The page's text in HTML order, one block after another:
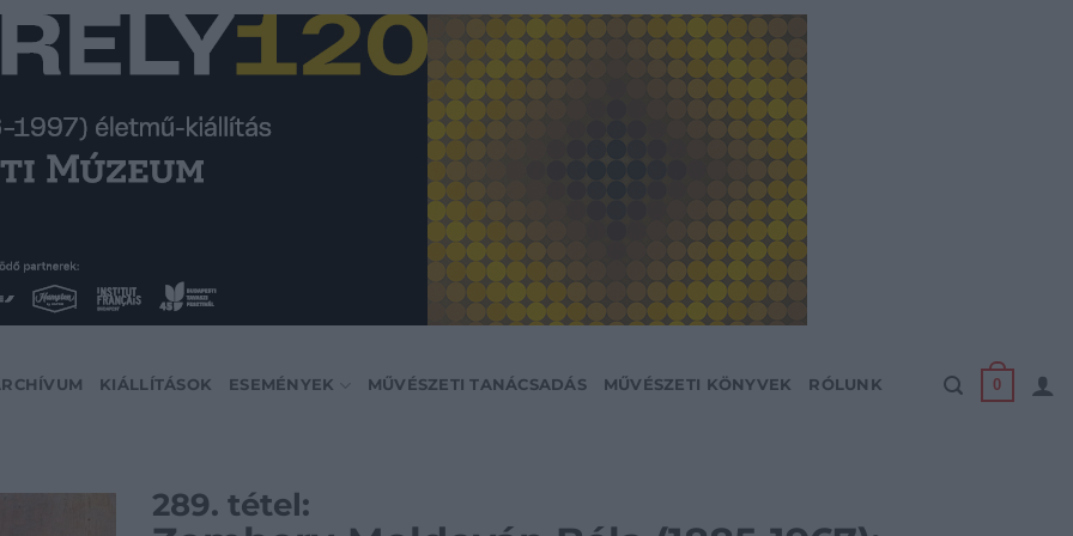
KIÁLLÍTÁSOK ESEMÉNYEK MŰVÉSZETI TANÁCSADÁS MŰVÉSZETI KÖNYVEK RÓLUNK 0
289. tétel: